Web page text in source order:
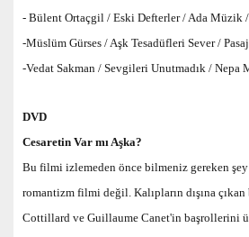
- Bülent Ortaçgil / Eski Defterler / Ada Müzik
-Müslüm Gürses / Aşk Tesadüfleri Sever /
-Vedat Sakman / Sevgileri Unutmadık / Nepa
DVD
Cesaretin Var mı Aşka?
Bu filmi izlemeden önce bilmeniz gereken
romantizm filmi değil. Kalıpların dışına
Cottillard ve Guillaume Canet'in başrollerini